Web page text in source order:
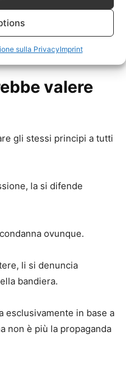
sulla PrivacyImprint
ambienti hanno
valere
gli stessi principi a tutti
la si difende
ovunque.
li si denuncia
bandiera.
esclusivamente in base a
non è più la propaganda